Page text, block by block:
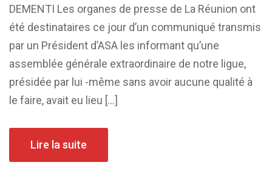
DEMENTI Les organes de presse de La Réunion ont
été destinataires ce jour d’un communiqué transmis
par un Président d’ASA les informant qu’une
assemblée générale extraordinaire de notre ligue,
présidée par lui -même sans avoir aucune qualité à
le faire, avait eu lieu […]
Lire la suite